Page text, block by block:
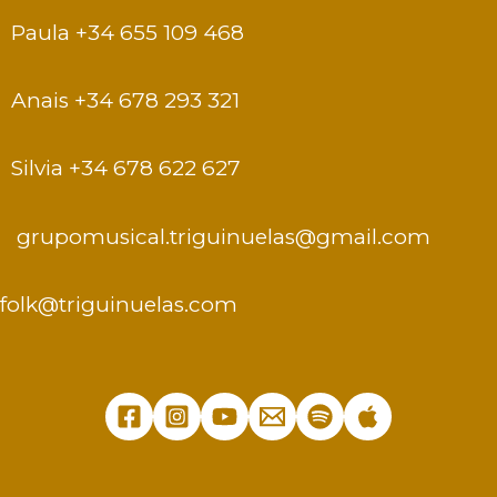
Paula +34 655 109 468
Anais +34 678 293 321
Silvia +34 678 622 627
grupomusical.triguinuelas@gmail.com
folk@triguinuelas.com